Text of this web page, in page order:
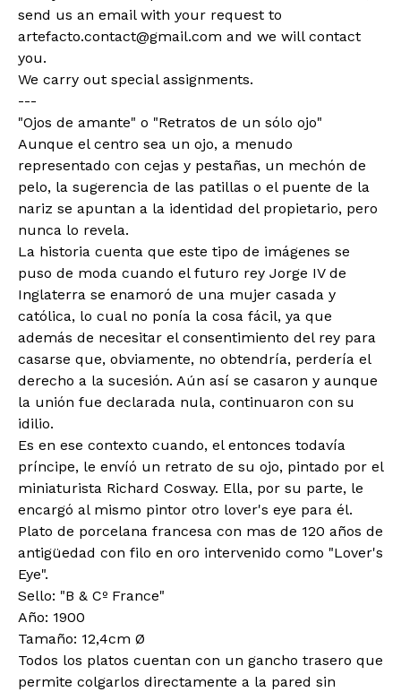
send us an email with your request to
artefacto.contact@gmail.com and we will contact
you.
We carry out special assignments.
---
"Ojos de amante" o "Retratos de un sólo ojo"
Aunque el centro sea un ojo, a menudo
representado con cejas y pestañas, un mechón de
pelo, la sugerencia de las patillas o el puente de la
nariz se apuntan a la identidad del propietario, pero
nunca lo revela.
La historia cuenta que este tipo de imágenes se
puso de moda cuando el futuro rey Jorge IV de
Inglaterra se enamoró de una mujer casada y
católica, lo cual no ponía la cosa fácil, ya que
además de necesitar el consentimiento del rey para
casarse que, obviamente, no obtendría, perdería el
derecho a la sucesión. Aún así se casaron y aunque
la unión fue declarada nula, continuaron con su
idilio.
Es en ese contexto cuando, el entonces todavía
príncipe, le envíó un retrato de su ojo, pintado por el
miniaturista Richard Cosway. Ella, por su parte, le
encargó al mismo pintor otro lover's eye para él.
Plato de porcelana francesa con mas de 120 años de
antigüedad con filo en oro intervenido como "Lover's
Eye".
Sello: "B & Cº France"
Año: 1900
Tamaño: 12,4cm Ø
Todos los platos cuentan con un gancho trasero que
permite colgarlos directamente a la pared sin